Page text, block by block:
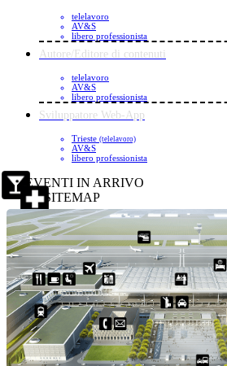
telelavoro
AV&S
libero professionista
Autore/Editore di contenuti
telelavoro
AV&S
libero professionista
Sviluppatore Web-App
Trieste (telelavoro)
AV&S
libero professionista
EVENTI IN ARRIVO
SITEMAP